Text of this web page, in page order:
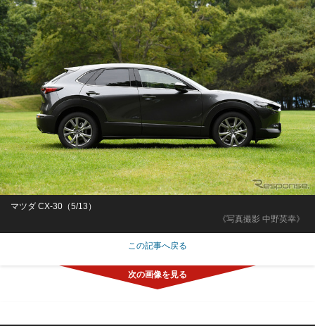
《写真撮影 中野英幸》
マツダ CX-30（5/13）
この記事へ戻る